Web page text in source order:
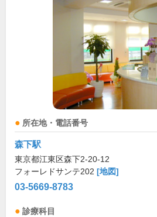
所在地・電話番号
森下駅
東京都江東区森下2-20-12
フォーレドサンテ202 [地図]
03-5669-8783
診療科目